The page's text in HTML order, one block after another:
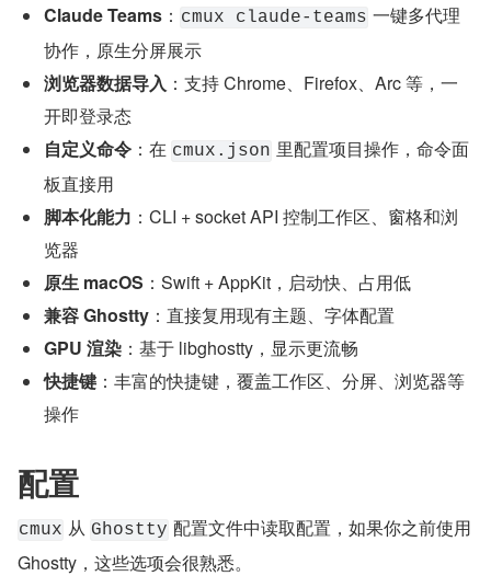
Claude Teams ： cmux claude-teams 一键多代理
协作，原生分屏展示
浏览器数据导入 ：支持 Chrome、Firefox、Arc 等，一
开即登录态
自定义命令 ：在 cmux.json 里配置项目操作，命令面
板直接用
脚本化能力 ：CLI + socket API 控制工作区、窗格和浏
览器
原生 macOS ：Swift + AppKit，启动快、占用低
兼容 Ghostty ：直接复用现有主题、字体配置
GPU 渲染 ：基于 libghostty，显示更流畅
快捷键 ：丰富的快捷键，覆盖工作区、分屏、浏览器等
操作
配置
cmux 从 Ghostty 配置文件中读取配置，如果你之前使用
Ghostty，这些选项会很熟悉。